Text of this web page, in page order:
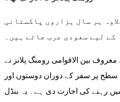
ہر سال ہزاروں پاکستانی
کے لیے سعودی عرب جاتے ہیں۔
بین الاقوامی رومنگ پلانز نے
سطح پر سفر کے دوران دوستوں اور
رہنے کی اجازت دی ہے۔ یہ بنڈل